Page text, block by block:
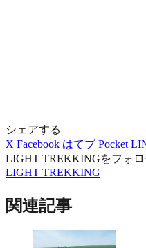
シェアする
X Facebook はてブ Pocket
LIGHT TREKKINGをフォロ
LIGHT TREKKING
関連記事